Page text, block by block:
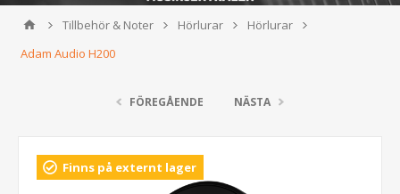
Tillbehör & Noter Hörlurar
Hörlurar
Adam Audio H200
FÖREGÅENDE NÄSTA
Finns på externt lager